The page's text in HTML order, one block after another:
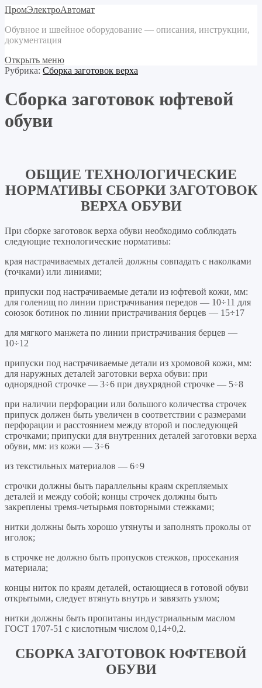
ПромЭлектроАвтомат
Обувное и швейное оборудование — описания, инструкции,
документация
Открыть меню
Рубрика: Сборка заготовок верха
Сборка заготовок юфтевой
обуви
ОБЩИЕ ТЕХНОЛОГИЧЕСКИЕ
НОРМАТИВЫ СБОРКИ ЗАГОТОВОК
ВЕРХА ОБУВИ
При сборке заготовок верха обуви необходимо соблюдать
следующие технологические нормативы:
края настрачиваемых деталей должны совпадать с наколками
(точками) или линиями;
припуски под настрачиваемые детали из юфтевой кожи, мм:
для голенищ по линии пристрачивания передов — 10÷11 для
союзок ботинок по линии пристрачивания берцев — 15÷17
для мягкого манжета по линии пристрачивания берцев —
10÷12
припуски под настрачиваемые детали из хромовой кожи, мм:
для наружных деталей заготовки верха обуви: при
однорядной строчке — 3÷6 при двухрядной строчке — 5÷8
при наличии перфорации или большого количества строчек
припуск должен быть увеличен в соответствии с размерами
перфорации и расстоянием между второй и последующей
строчками; припуски для внутренних деталей заготовки верха
обуви, мм: из кожи — 3÷6
из текстильных материалов — 6÷9
строчки должны быть параллельны краям скрепляемых
деталей и между собой; концы строчек должны быть
закреплены тремя-четырьмя повторными стежками;
нитки должны быть хорошо утянуты и заполнять проколы от
иголок;
в строчке не должно быть пропусков стежков, просекания
материала;
концы ниток по краям деталей, остающиеся в готовой обуви
открытыми, следует втянуть внутрь и завязать узлом;
нитки должны быть пропитаны индустриальным маслом
ГОСТ 1707-51 с кислотным числом 0,14÷0,2.
СБОРКА ЗАГОТОВОК ЮФТЕВОЙ
ОБУВИ